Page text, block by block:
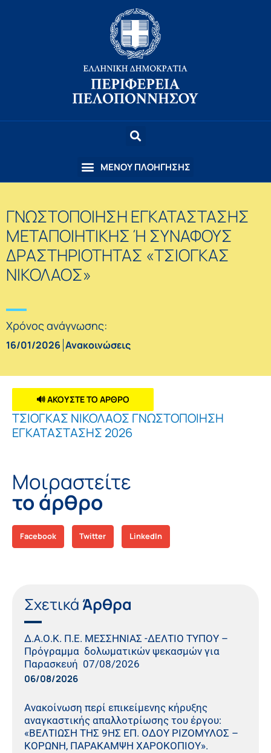
ΓΝΩΣΤΟΠΟΙΗΣΗ ΕΓΚΑΤΑΣΤΑΣΗΣ
ΜΕΤΑΠΟΙΗΤΙΚΗΣ Ή ΣΥΝΑΦΟΥΣ
ΔΡΑΣΤΗΡΙΟΤΗΤΑΣ «ΤΣΙΟΓΚΑΣ
ΝΙΚΟΛΑΟΣ»
Χρόνος ανάγνωσης:
16/01/2026 Ανακοινώσεις
🔊 ΑΚΟΥΣΤΕ ΤΟ ΑΡΘΡΟ
ΤΣΙΟΓΚΑΣ ΝΙΚΟΛΑΟΣ ΓΝΩΣΤΟΠΟΙΗΣΗ
ΕΓΚΑΤΑΣΤΑΣΗΣ 2026
Μοιραστείτε
το άρθρο
Facebook Twitter LinkedIn
Σχετικά Άρθρα
Δ.Α.Ο.Κ. Π.Ε. ΜΕΣΣΗΝΙΑΣ -ΔΕΛΤΙΟ ΤΥΠΟΥ –
Πρόγραμμα δολωματικών ψεκασμών για
Παρασκευή 07/08/2026
06/08/2026
Ανακοίνωση περί επικείμενης κήρυξης
αναγκαστικής απαλλοτρίωσης του έργου:
«ΒΕΛΤΙΩΣΗ ΤΗΣ 9ΗΣ ΕΠ. ΟΔΟΥ ΡΙΖΟΜΥΛΟΣ –
ΚΟΡΩΝΗ, ΠΑΡΑΚΑΜΨΗ ΧΑΡΟΚΟΠΙΟΥ».